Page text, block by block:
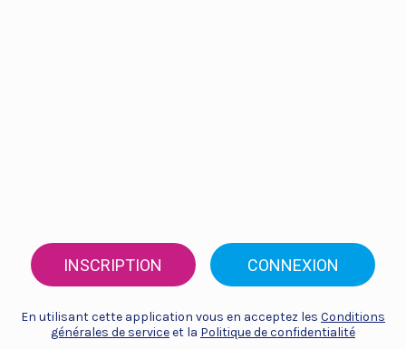
INSCRIPTION CONNEXION
En utilisant cette application vous en acceptez les Conditions
générales de serviceet la Politique de confidentialité